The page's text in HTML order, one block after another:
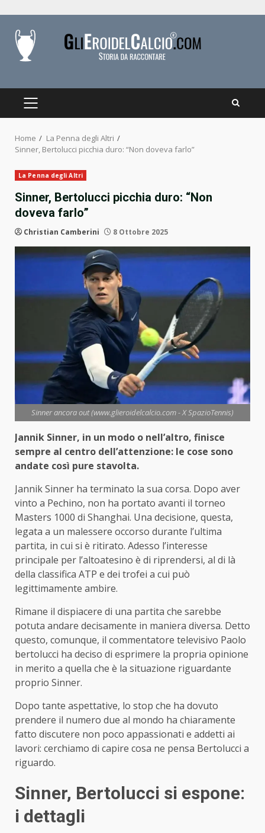
content
PRIMARY
Home
La Penna degli Altri
Sinner, Bertolucci picchia duro: “Non doveva farlo”
La Penna degli Altri
Sinner, Bertolucci picchia duro: “Non
doveva farlo”
Christian Camberini 8 Ottobre 2025
Sinner ancora out (www.glieroidelcalcio.com - X SpazioTennis)
Jannik Sinner, in un modo o nell’altro, finisce
sempre al centro dell’attenzione: le cose sono
andate così pure stavolta.
Jannik Sinner ha terminato la sua corsa. Dopo aver
vinto a Pechino, non ha portato avanti il torneo
Masters 1000 di Shanghai. Una decisione, questa,
legata a un malessere occorso durante l’ultima
partita, in cui si è ritirato. Adesso l’interesse
principale per l’altoatesino è di riprendersi, al di là
della classifica ATP e dei trofei a cui può
legittimamente ambire.
Rimane il dispiacere di una partita che sarebbe
potuta andare decisamente in maniera diversa. Detto
questo, comunque, il commentatore televisivo Paolo
bertolucci ha deciso di esprimere la propria opinione
in merito a quella che è la situazione riguardante
proprio Sinner.
Dopo tante aspettative, lo stop che ha dovuto
prendere il numero due al mondo ha chiaramente
fatto discutere non poco appassionati e addetti ai
lavori: cerchiamo di capire cosa ne pensa Bertolucci a
riguardo.
Sinner, Bertolucci si espone:
i dettagli